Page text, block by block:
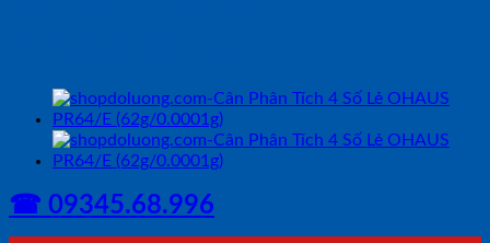
☎ 09345.68.996